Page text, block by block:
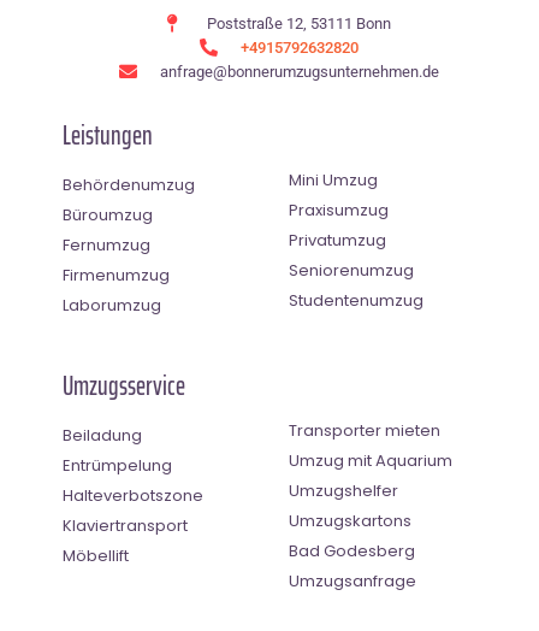
Poststraße 12, 53111 Bonn
+4915792632820
anfrage@bonnerumzugsunternehmen.de
Leistungen
Behördenumzug
Büroumzug
Fernumzug
Firmenumzug
Laborumzug
Mini Umzug
Praxisumzug
Privatumzug
Seniorenumzug
Studentenumzug
Umzugsservice
Beiladung
Entrümpelung
Halteverbotszone
Klaviertransport
Möbellift
Transporter mieten
Umzug mit Aquarium
Umzugshelfer
Umzugskartons
Bad Godesberg
Umzugsanfrage